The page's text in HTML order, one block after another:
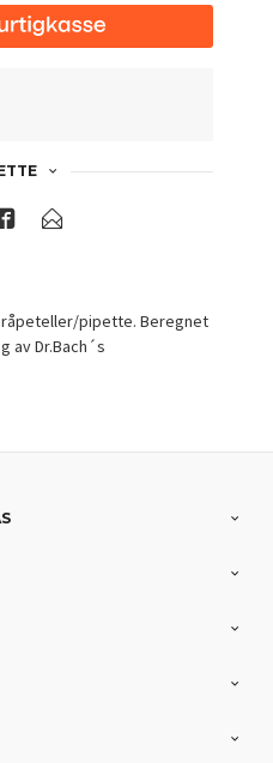
pipette. Beregnet
av Dr.Bach´s